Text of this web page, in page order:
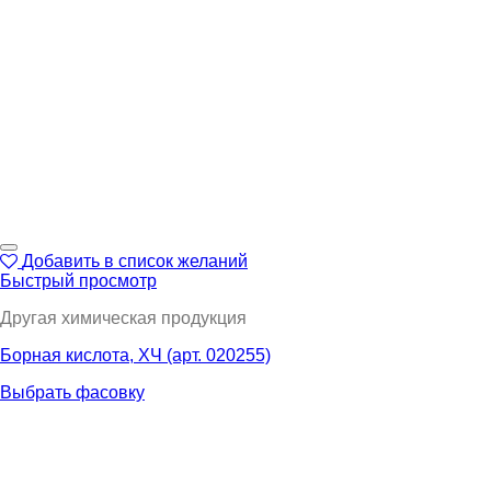
Добавить в список желаний
Быстрый просмотр
Другая химическая продукция
Борная кислота, ХЧ (арт. 020255)
Выбрать фасовку